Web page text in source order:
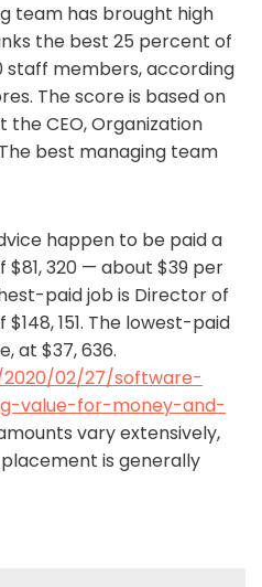
team has brought high
the best 25 percent of
staff members, according
The score is based on
CEO, Organization
best managing team
happen to be paid a
320 — about $39 per
paid job is Director of
151. The lowest-paid
at $37, 636.
02/27/software-
value-for-money-and-
vary extensively,
is generally